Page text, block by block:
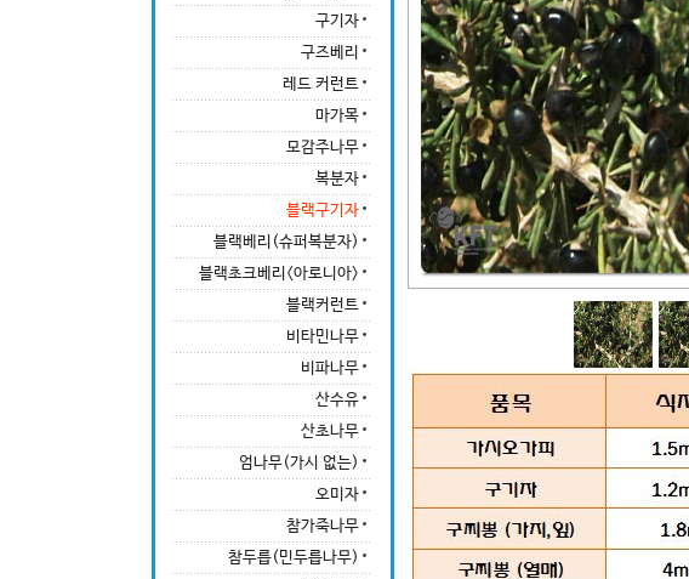
구기자
구즈베리
레드 커런트
마가목
모감주나무
복분자
블랙구기자
블랙베리(슈퍼복분자)
블랙초크베리<아로니아>
블랙커런트
비타민나무
비파나무
산수유
산초나무
엄나무(가시 없는)
오미자
참가죽나무
참두릅(민두릅나무)